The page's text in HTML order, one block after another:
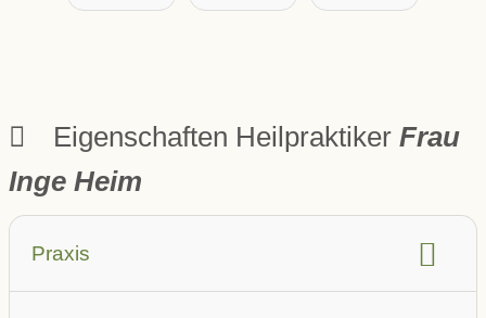
Eigenschaften Heilpraktiker Frau
Inge Heim
Praxis